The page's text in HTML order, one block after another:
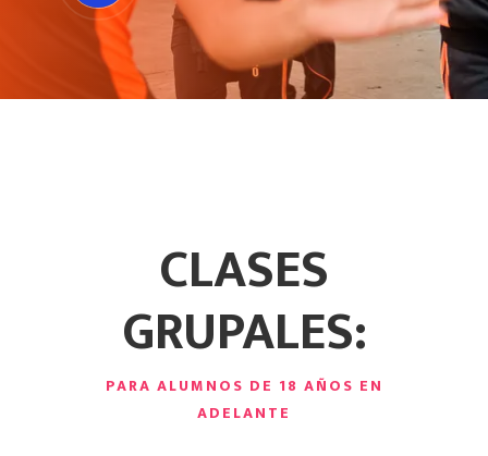
CLASES
GRUPALES:
PARA ALUMNOS DE 18 AÑOS EN
ADELANTE